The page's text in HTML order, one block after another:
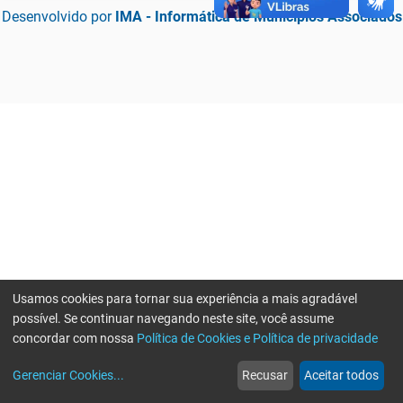
Desenvolvido por IMA - Informática de Municípios Associados
web
Notícias
more_horiz
Mais
Usamos cookies para tornar sua experiência a mais agradável
possível. Se continuar navegando neste site, você assume
concordar com nossa Política de Cookies e Política de privacidade
Gerenciar Cookies... Recusar Aceitar todos
Erro ao enviar informações, por favor tente novamente